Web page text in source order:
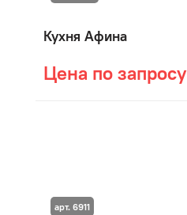
Кухня Афина
Цена по запросу
арт. 6911